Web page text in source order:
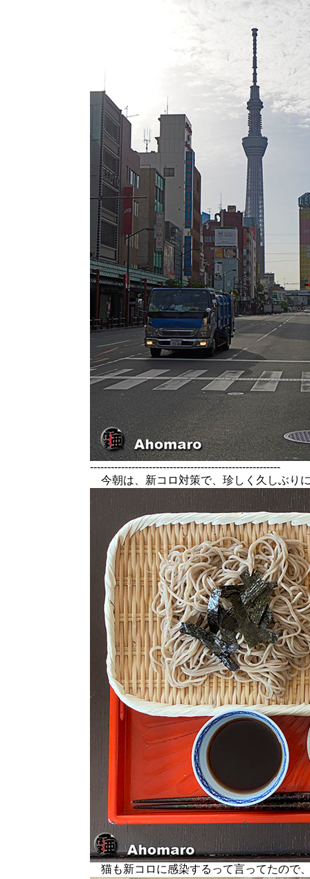
-------------------------------------------------------
今朝は、新コロ対策で、珍しく久しぶり
猫も新コロに感染するって言ってたので